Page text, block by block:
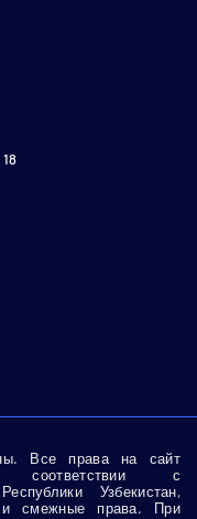
Все права на сайт
с
Узбекистан,
и смежные права. При